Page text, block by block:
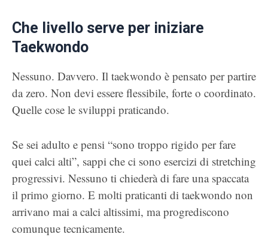
Che livello serve per iniziare
Taekwondo
Nessuno. Davvero. Il taekwondo è pensato per partire
da zero. Non devi essere flessibile, forte o coordinato.
Quelle cose le sviluppi praticando.
Se sei adulto e pensi “sono troppo rigido per fare
quei calci alti”, sappi che ci sono esercizi di stretching
progressivi. Nessuno ti chiederà di fare una spaccata
il primo giorno. E molti praticanti di taekwondo non
arrivano mai a calci altissimi, ma progrediscono
comunque tecnicamente.